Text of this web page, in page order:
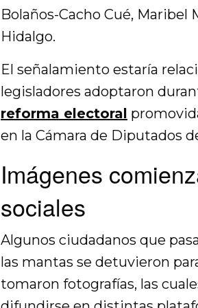
Bolaños-Cacho Cué, Maribel
Hidalgo.
El señalamiento estaría
legisladores adoptaron
reforma electoral
en la Cámara de Diputados
Imágenes
sociales
Algunos ciudadanos que
las mantas se detuvieron
tomaron fotografías, las